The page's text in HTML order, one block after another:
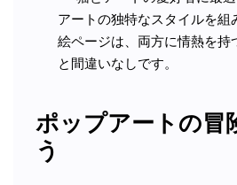
アートの独特なスタイルを組
絵ページは、両方に情熱を持
と間違いなしです。
ポップアートの冒
う